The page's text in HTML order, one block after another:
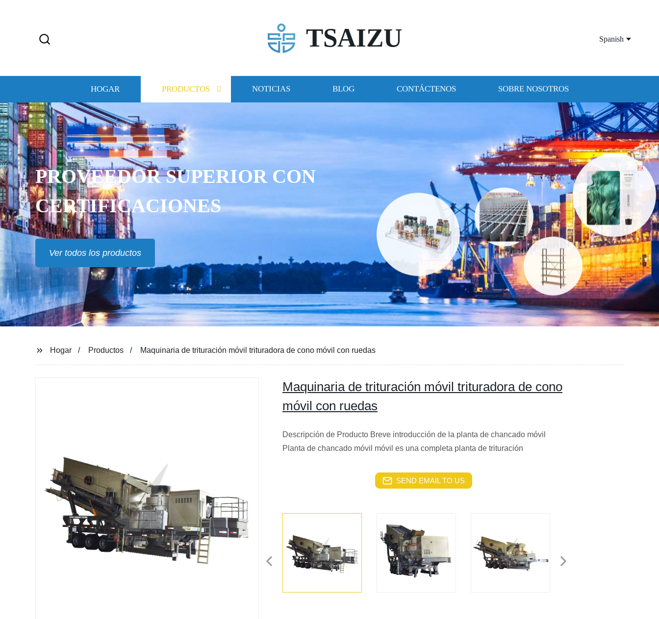
TSAIZU Spanish
HOGAR PRODUCTOS NOTICIAS BLOG CONTÁCTENOS SOBRE NOSOTROS
PROVEEDOR SUPERIOR CON
CERTIFICACIONES
Ver todos los productos
Hogar Productos Maquinaria de trituración móvil trituradora de cono móvil con ruedas
Maquinaria de trituración móvil trituradora de cono
móvil con ruedas
Descripción de Producto Breve introducción de la planta de chancado móvil
Planta de chancado móvil móvil es una completa planta de trituración
SEND EMAIL TO US